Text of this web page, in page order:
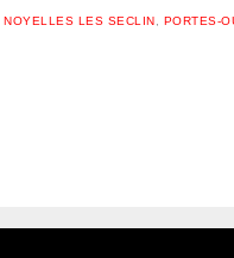
,NOYELLES LES SECLIN PORTES-